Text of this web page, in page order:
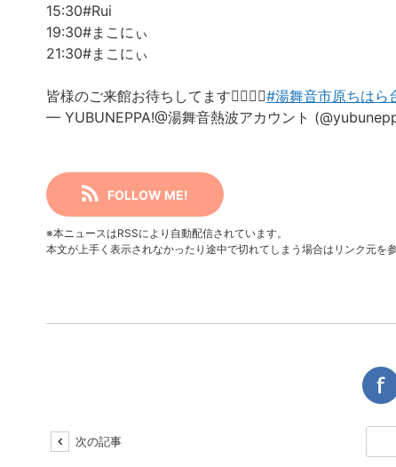
15:30#Rui
19:30#まこにぃ
21:30#まこにぃ
皆様のご来館お待ちしてます🙇‍♀️🙇‍♂️#湯舞音市原ちはら
— YUBUNEPPA!@湯舞音熱波アカウント
FOLLOW ME!
※本ニュースはRSSにより自動配信されています。
本文が上手く表示されなかったり途中で切れてしまう場合はリンク元を
次の記事